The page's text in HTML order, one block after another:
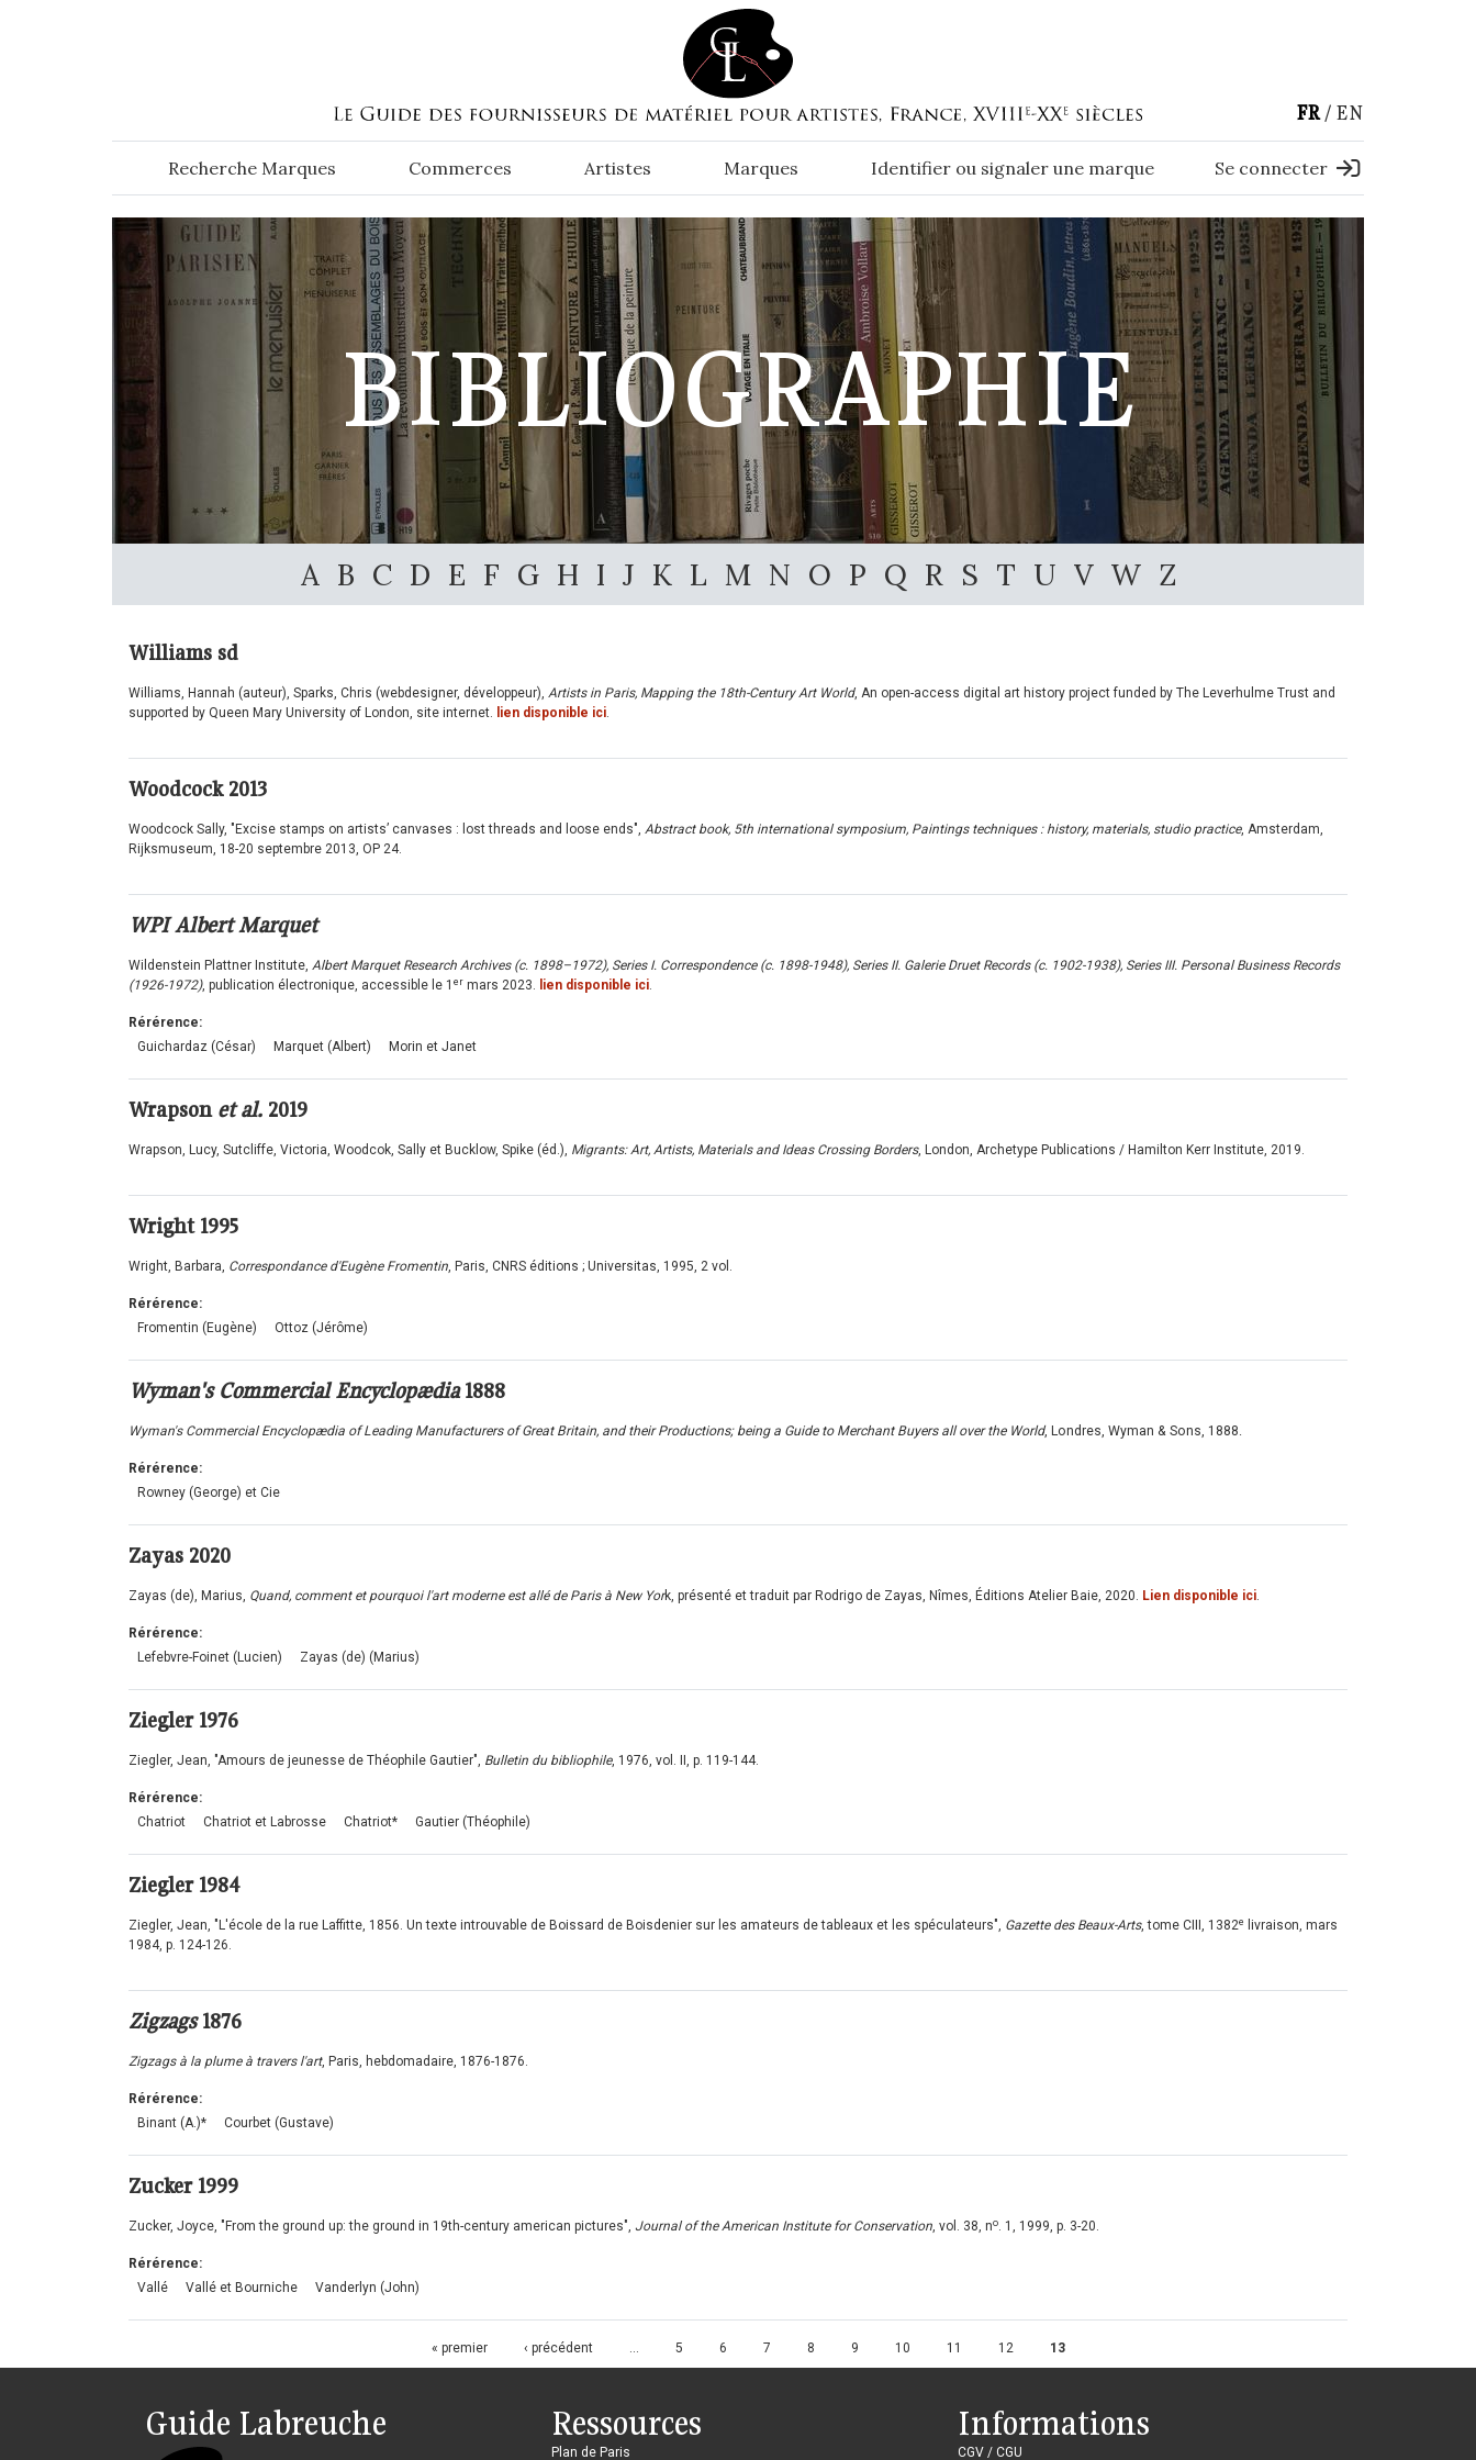
FR EN
Recherche Marques Commerces Artistes Marques Identifier ou signaler une marque Se connecter
BIBLIOGRAPHIE
A B C D E F G H I J K L M N O P Q R S T U V W Z
Williams sd
Williams, Hannah (auteur), Sparks, Chris (webdesigner, développeur), Artists in Paris, Mapping the 18th-Century Art World, An open-access digital art history project funded by The Leverhulme Trust and
supported by Queen Mary University of London, site internet. lien disponible ici.
Woodcock2013
Woodcock Sally, "Excise stamps on artists’ canvases : lost threads and loose ends", Abstract book, 5th international symposium, Paintings techniques : history, materials, studio practice, Amsterdam,
Rijksmuseum, 18-20 septembre 2013, OP 24.
WPI Albert Marquet
Wildenstein Plattner Institute, Albert Marquet Research Archives (c. 1898–1972), Series I. Correspondence (c. 1898-1948), Series II. Galerie Druet Records (c. 1902-1938), Series III. Personal Business Records
(1926-1972), publication électronique, accessible le 1 er mars 2023. lien disponible ici.
Rérérence:
Guichardaz (César)
Marquet (Albert) Morin et Janet
Wrapson et al. 2019
Wrapson, Lucy, Sutcliffe, Victoria, Woodcok, Sally et Bucklow, Spike (éd.), Migrants: Art, Artists, Materials and Ideas Crossing Borders, London, Archetype Publications / Hamilton Kerr Institute, 2019.
Wright1995
Wright, Barbara, Correspondance d'Eugène Fromentin, Paris, CNRS éditions ; Universitas, 1995, 2 vol.
Rérérence:
Fromentin (Eugène)
Ottoz (Jérôme)
Wyman's Commercial Encyclopædia1888
Wyman's Commercial Encyclopædia of Leading Manufacturers of Great Britain, and their Productions; being a Guide to Merchant Buyers all over the World, Londres, Wyman & Sons, 1888.
Rérérence:
Rowney (George) et Cie
Zayas 2020
Zayas (de), Marius, Quand, comment et pourquoi l'art moderne est allé de Paris à New York, présenté et traduit par Rodrigo de Zayas, Nîmes, Éditions Atelier Baie, 2020. Lien disponible ici.
Rérérence:
Lefebvre-Foinet (Lucien)
Zayas (de) (Marius)
Ziegler1976
Ziegler, Jean, "Amours de jeunesse de Théophile Gautier", Bulletin du bibliophile, 1976, vol. II, p. 119-144.
Rérérence:
Chatriot
Chatriot et Labrosse Chatriot* Gautier (Théophile)
Ziegler1984
Ziegler, Jean, "L'école de la rue Laffitte, 1856. Un texte introuvable de Boissard de Boisdenier sur les amateurs de tableaux et les spéculateurs", Gazette des Beaux-Arts, tome CIII, 1382e
livraison, mars
1984, p. 124-126.
Zigzags1876
Zigzags à la plume à travers l'art, Paris, hebdomadaire, 1876-1876.
Rérérence:
Binant (A.)*
Courbet (Gustave)
Zucker1999
Zucker, Joyce, "From the ground up: the ground in 19th-century american pictures", Journal of the American Institute for Conservation, vol. 38, no. 1, 1999, p. 3-20.
Rérérence:
Vallé
Vallé et Bourniche Vanderlyn (John)
Pages « premier ‹ précédent … 5 6 7 8 9 10 11 12 13
Guide Labreuche Ressources
Plan de Paris
Informations
CGV / CGU